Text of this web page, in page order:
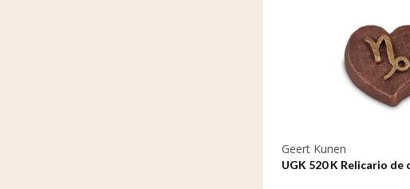
Geert Kunen
UGK 520 K Relicario de